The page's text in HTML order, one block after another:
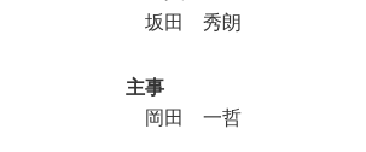
坂田 秀朗
主事
岡田 一哲